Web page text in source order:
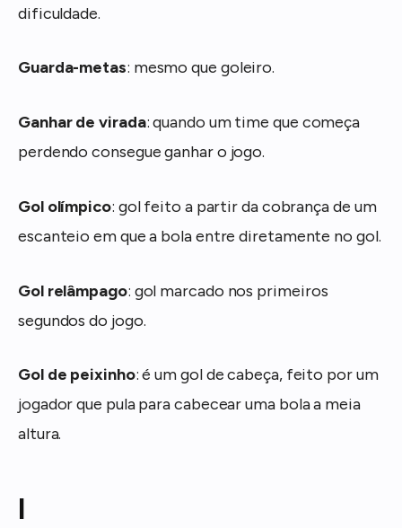
dificuldade.
Guarda-metas: mesmo que goleiro.
Ganhar de virada: quando um time que começa
perdendo consegue ganhar o jogo.
Gol olímpico: gol feito a partir da cobrança de um
escanteio em que a bola entre diretamente no gol.
Gol relâmpago: gol marcado nos primeiros
segundos do jogo.
Gol de peixinho: é um gol de cabeça, feito por um
jogador que pula para cabecear uma bola a meia
altura.
I